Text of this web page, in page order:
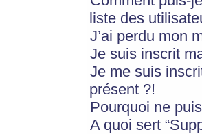
liste des
J’ai perdu mon
Je suis inscrit
Je me suis
présent ?!
Pourquoi ne
A quoi sert